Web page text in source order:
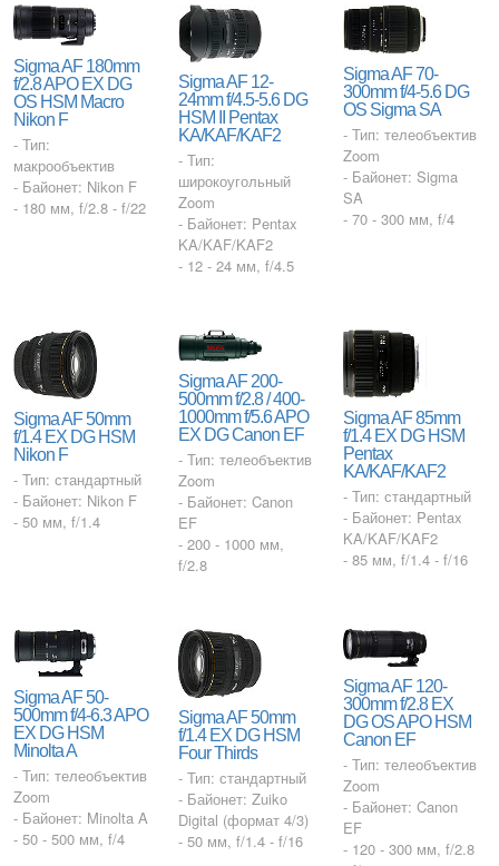
Sigma AF 180mm
f/2.8 APO EX DG
OS HSM Macro
Nikon F
- Тип:
макрообъектив
- Байонет: Nikon F
- 180 мм, f/2.8 - f/22
Sigma AF 12-
24mm f/4.5-5.6 DG
HSM II Pentax
KA/KAF/KAF2
- Тип:
широкоугольный
Zoom
- Байонет: Pentax
KA/KAF/KAF2
- 12 - 24 мм, f/4.5
Sigma AF 70-
300mm f/4-5.6 DG
OS Sigma SA
- Тип: телеобъектив
Zoom
- Байонет: Sigma
SA
- 70 - 300 мм, f/4
Sigma AF 50mm
f/1.4 EX DG HSM
Nikon F
- Тип: стандартный
- Байонет: Nikon F
- 50 мм, f/1.4
Sigma AF 200-
500mm f/2.8 / 400-
1000mm f/5.6 APO
EX DG Canon EF
- Тип: телеобъектив
Zoom
- Байонет: Canon
EF
- 200 - 1000 мм,
f/2.8
Sigma AF 85mm
f/1.4 EX DG HSM
Pentax
KA/KAF/KAF2
- Тип: стандартный
- Байонет: Pentax
KA/KAF/KAF2
- 85 мм, f/1.4 - f/16
Sigma AF 50-
500mm f/4-6.3 APO
EX DG HSM
Minolta A
- Тип: телеобъектив
Zoom
- Байонет: Minolta A
- 50 - 500 мм, f/4
Sigma AF 50mm
f/1.4 EX DG HSM
Four Thirds
- Тип: стандартный
- Байонет: Zuiko
Digital (формат 4/3)
- 50 мм, f/1.4 - f/16
Sigma AF 120-
300mm f/2.8 EX
DG OS APO HSM
Canon EF
- Тип: телеобъектив
Zoom
- Байонет: Canon
EF
- 120 - 300 мм, f/2.8